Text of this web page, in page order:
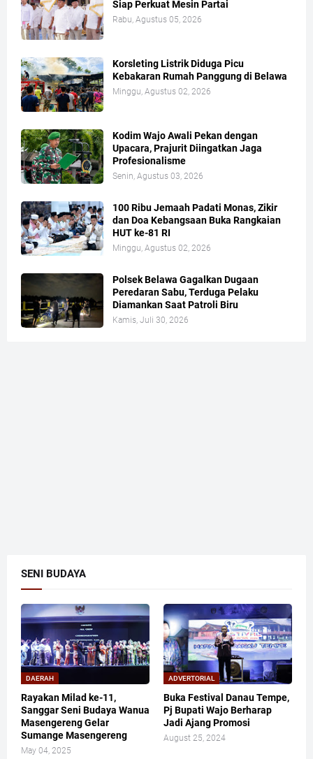
Siap Perkuat Mesin Partai
Rabu, Agustus 05, 2026
Korsleting Listrik Diduga Picu
Kebakaran Rumah Panggung di Belawa
Minggu, Agustus 02, 2026
Kodim Wajo Awali Pekan dengan
Upacara, Prajurit Diingatkan Jaga
Profesionalisme
Senin, Agustus 03, 2026
100 Ribu Jemaah Padati Monas, Zikir
dan Doa Kebangsaan Buka Rangkaian
HUT ke-81 RI
Minggu, Agustus 02, 2026
Polsek Belawa Gagalkan Dugaan
Peredaran Sabu, Terduga Pelaku
Diamankan Saat Patroli Biru
Kamis, Juli 30, 2026
SENI BUDAYA
DAERAH
Rayakan Milad ke-11,
Sanggar Seni Budaya Wanua
Masengereng Gelar
Sumange Masengereng
May 04, 2025
ADVERTORIAL
Buka Festival Danau Tempe,
Pj Bupati Wajo Berharap
Jadi Ajang Promosi
August 25, 2024